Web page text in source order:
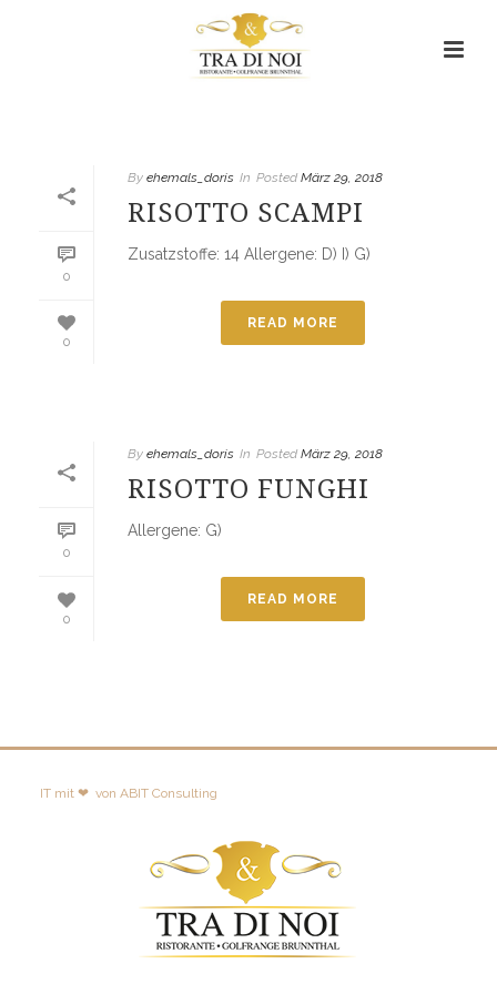
0
0
By ehemals_doris In Posted März 29, 2018
RISOTTO SCAMPI
Zusatzstoffe: 14 Allergene: D) I) G)
READ MORE
0
0
By ehemals_doris In Posted März 29, 2018
RISOTTO FUNGHI
Allergene: G)
READ MORE
IT mit ❤ vonABIT Consulting